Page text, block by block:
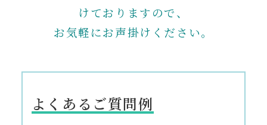
けておりますので、
お気軽にお声掛けください。
よくあるご質問例